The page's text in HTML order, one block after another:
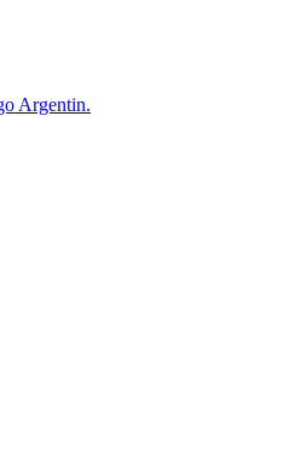
Argentin.